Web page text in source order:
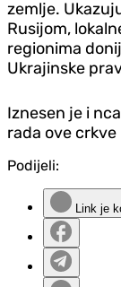
zemlje.
Rusijom,
regionima
Ukrajinske
Iznesen je i
rada ove crkve
Podijeli:
Link je